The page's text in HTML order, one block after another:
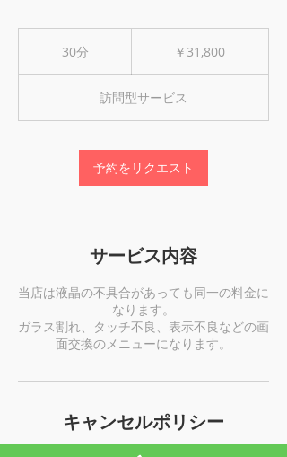
30分 ￥31,800
訪問型サービス
予約をリクエスト
サービス内容
当店は液晶の不具合があっても同一の料金に
なります。
ガラス割れ、タッチ不良、表示不良などの画
面交換のメニューになります。
キャンセルポリシー